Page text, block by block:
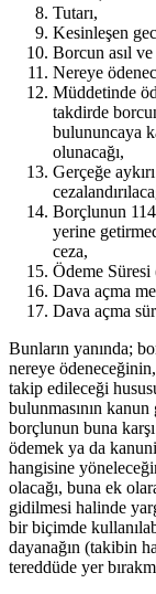
Tutarı,
Kesinleşen
Borcun asıl
Nereye
Müddetinde
takdirde
bulununcaya
olunacağı,
Gerçeğe
Borçlunun
yerine
ceza,
Ödeme
Dava açma
Dava açma
Bunların yanında;
nereye
takip edileceği
bulunmasının
borçlunun buna
ödemek ya da
hangisine
olacağı, buna ek
gidilmesi halinde
bir biçimde
dayanağın (takibin
tereddüde yer